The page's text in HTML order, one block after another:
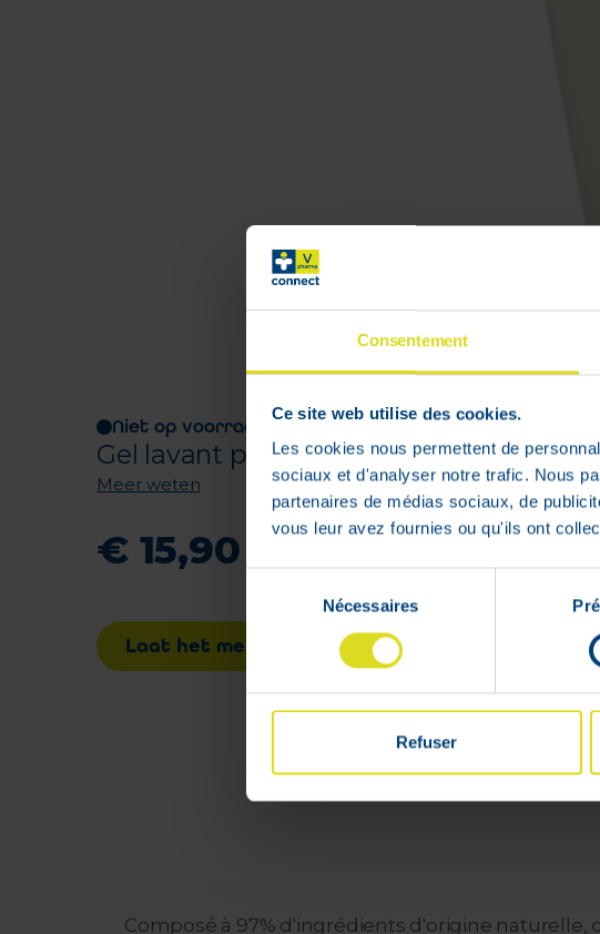
Consentement
Ce site web utilise des cookies.
Les cookies nous permettent de
sociaux et d'analyser notre trafic. Nous
partenaires de médias sociaux, de
vous leur avez fournies ou qu'ils ont
consentement
Nécessaires
Refuser
Niet op voorraad
Gel lavant pour l'hygiène intime.
Meer weten
€ 15,90
Laat het me weten wanneer het product weer
Snelle &
vanaf €59
Composé à 97% d'ingrédients d'origine